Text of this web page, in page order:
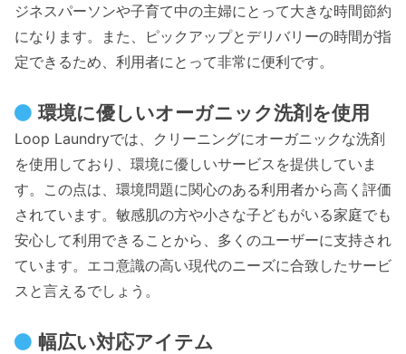
ジネスパーソンや子育て中の主婦にとって大きな時間節約
になります。また、ピックアップとデリバリーの時間が指
定できるため、利用者にとって非常に便利です。
環境に優しいオーガニック洗剤を使用
Loop Laundryでは、クリーニングにオーガニックな洗剤
を使用しており、環境に優しいサービスを提供していま
す。この点は、環境問題に関心のある利用者から高く評価
されています。敏感肌の方や小さな子どもがいる家庭でも
安心して利用できることから、多くのユーザーに支持され
ています。エコ意識の高い現代のニーズに合致したサービ
スと言えるでしょう。
幅広い対応アイテム